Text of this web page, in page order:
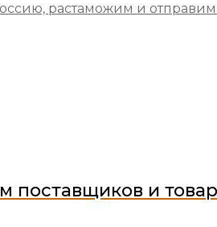
растаможим и
поставщиков и